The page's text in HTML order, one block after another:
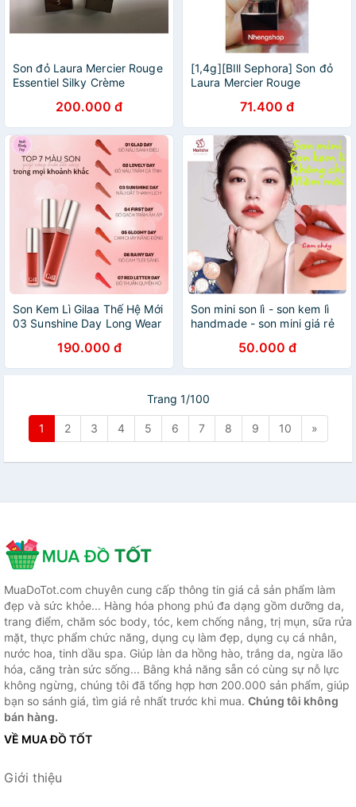
Son đỏ Laura Mercier Rouge
Essentiel Silky Crème
(classic red) minisize 1.4g
200.000 đ
[1,4g][BIll Sephora] Son đỏ
Laura Mercier Rouge
Lipstick in Rouge Ultime
(classic red)
71.400 đ
Son Kem Lì Gilaa Thế Hệ Mới
03 Sunshine Day Long Wear
190.000 đ
Son mini son lì - son kem lì
handmade - son mini giá rẻ
50.000 đ
Trang 1/100
1 2 3 4 5 6 7 8 9 10 »
MuaDoTot.com chuyên cung cấp thông tin giá cả sản phẩm làm
đẹp và sức khỏe... Hàng hóa phong phú đa dạng gồm dưỡng da,
trang điểm, chăm sóc body, tóc, kem chống nắng, trị mụn, sữa rửa
mặt, thực phẩm chức năng, dụng cụ làm đẹp, dụng cụ cá nhân,
nước hoa, tinh dầu spa. Giúp làn da hồng hào, trắng da, ngừa lão
hóa, căng tràn sức sống... Bằng khả năng sẵn có cùng sự nỗ lực
không ngừng, chúng tôi đã tổng hợp hơn 200.000 sản phẩm, giúp
bạn so sánh giá, tìm giá rẻ nhất trước khi mua. Chúng tôi không
bán hàng.
VỀ MUA ĐỒ TỐT
Giới thiệu